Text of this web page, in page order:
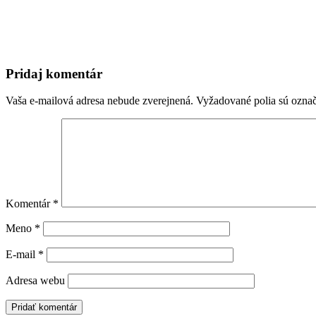
Pridaj komentár
Vaša e-mailová adresa nebude zverejnená. Vyžadované polia sú
Komentár *
Meno *
E-mail *
Adresa webu